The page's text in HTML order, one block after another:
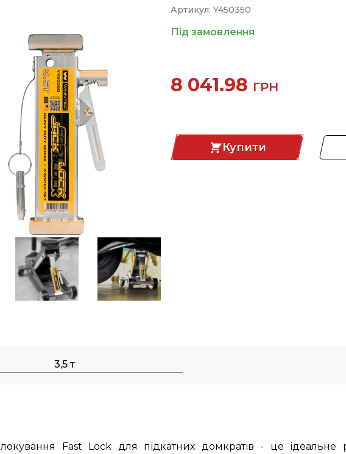
Артикул: Y450350
Під замовлення
8 041.98 ГРН
Купити
3,5 т
Fast Lock для підкатних домкратів - це ідеальне